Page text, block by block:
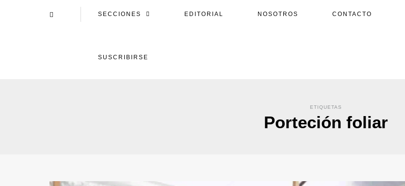
SECCIONES EDITORIAL NOSOTROS CONTACTO
SUSCRIBIRSE
ETIQUETAS
Porteción foliar